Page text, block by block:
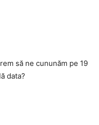
să ne cununăm pe 19
data?